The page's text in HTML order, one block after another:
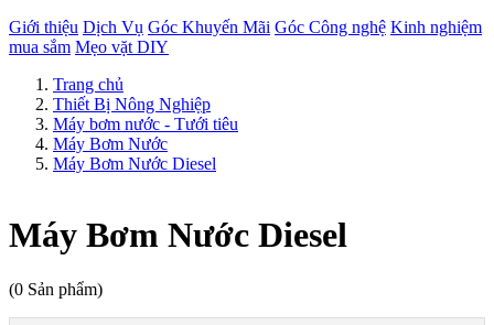
Giới thiệu Dịch Vụ Góc Khuyến Mãi Góc Công nghệ Kinh nghiệm
mua sắm Mẹo vặt DIY
Trang chủ
Thiết Bị Nông Nghiệp
Máy bơm nước - Tưới tiêu
Máy Bơm Nước
Máy Bơm Nước Diesel
Máy Bơm Nước Diesel
(0 Sản phẩm)